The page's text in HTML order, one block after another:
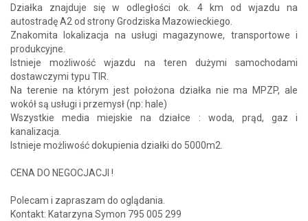
Działka znajduje się w odległości ok. 4 km od wjazdu na
autostradę A2 od strony Grodziska Mazowieckiego.
Znakomita lokalizacja na usługi magazynowe, transportowe i
produkcyjne.
Istnieje możliwość wjazdu na teren dużymi samochodami
dostawczymi typu TIR.
Na terenie na którym jest położona działka nie ma MPZP, ale
wokół są usługi i przemysł (np: hale)
Wszystkie media miejskie na działce : woda, prąd, gaz i
kanalizacja.
Istnieje możliwość dokupienia działki do 5000m2.
CENA DO NEGOCJACJI !
Polecam i zapraszam do oglądania.
Kontakt: Katarzyna Symon 795 005 299